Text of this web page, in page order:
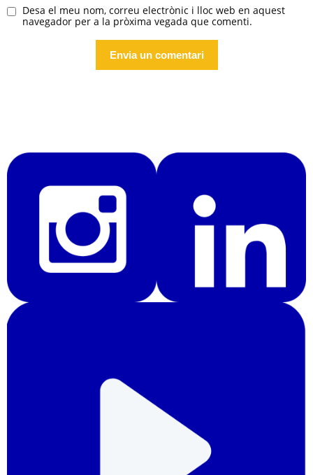
Desa el meu nom, correu electrònic i lloc web en aquest
navegador per a la pròxima vegada que comenti.